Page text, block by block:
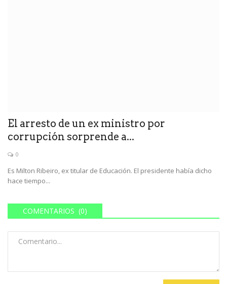
El arresto de un ex ministro por
corrupción sorprende a...
0
Es Milton Ribeiro, ex titular de Educación. El presidente había dicho
hace tiempo...
COMENTARIOS (0)